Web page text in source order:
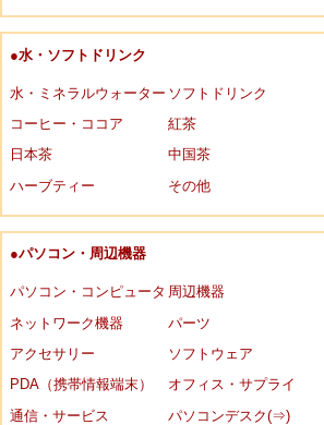
●水・ソフトドリンク
水・ミネラルウォーター ソフトドリンク
コーヒー・ココア
紅茶
日本茶
中国茶
ハーブティー
その他
●パソコン・周辺機器
パソコン・コンピュータ 周辺機器
ネットワーク機器
パーツ
アクセサリー
ソフトウェア
PDA（携帯情報端末）
オフィス・サプライ
通信・サービス
パソコンデスク(⇒)